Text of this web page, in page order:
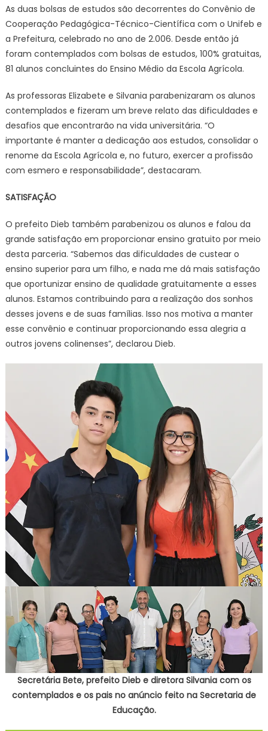
As duas bolsas de estudos são decorrentes do Convênio de
Cooperação Pedagógica-Técnico-Científica com o Unifeb e
a Prefeitura, celebrado no ano de 2.006. Desde então já
foram contemplados com bolsas de estudos, 100% gratuitas,
81 alunos concluintes do Ensino Médio da Escola Agrícola.
As professoras Elizabete e Silvania parabenizaram os alunos
contemplados e fizeram um breve relato das dificuldades e
desafios que encontrarão na vida universitária. “O
importante é manter a dedicação aos estudos, consolidar o
renome da Escola Agrícola e, no futuro, exercer a profissão
com esmero e responsabilidade”, destacaram.
SATISFAÇÃO
O prefeito Dieb também parabenizou os alunos e falou da
grande satisfação em proporcionar ensino gratuito por meio
desta parceria. “Sabemos das dificuldades de custear o
ensino superior para um filho, e nada me dá mais satisfação
que oportunizar ensino de qualidade gratuitamente a esses
alunos. Estamos contribuindo para a realização dos sonhos
desses jovens e de suas famílias. Isso nos motiva a manter
esse convênio e continuar proporcionando essa alegria a
outros jovens colinenses”, declarou Dieb.
Secretária Bete, prefeito Dieb e diretora Silvania com os
contemplados e os pais no anúncio feito na Secretaria de
Educação.